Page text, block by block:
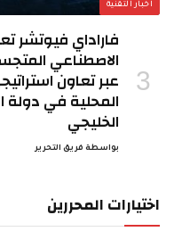
اخبار التقنية
فاراداي فيوتشر
عبر تعاون
المحلية في دولة
الخليجي
بواسطة فريق التحرير
اختيارات المحررين